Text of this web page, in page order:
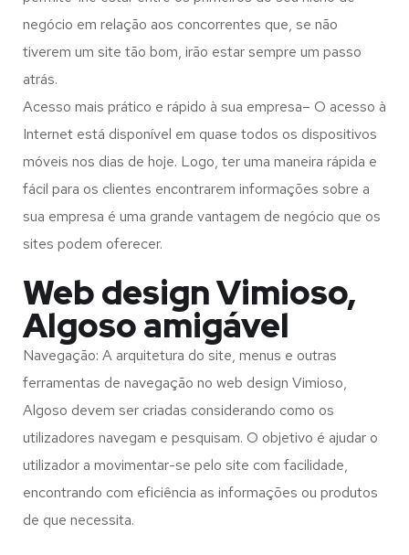
negócio em relação aos concorrentes que, se não
tiverem um site tão bom, irão estar sempre um passo
atrás.
Acesso mais prático e rápido à sua empresa– O acesso à
Internet está disponível em quase todos os dispositivos
móveis nos dias de hoje. Logo, ter uma maneira rápida e
fácil para os clientes encontrarem informações sobre a
sua empresa é uma grande vantagem de negócio que os
sites podem oferecer.
Web design Vimioso,
Algoso amigável
Navegação: A arquitetura do site, menus e outras
ferramentas de navegação no web design Vimioso,
Algoso devem ser criadas considerando como os
utilizadores navegam e pesquisam. O objetivo é ajudar o
utilizador a movimentar-se pelo site com facilidade,
encontrando com eficiência as informações ou produtos
de que necessita.